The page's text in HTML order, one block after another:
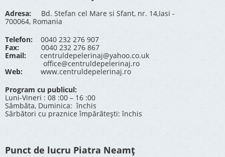
Adresa: Bd. Stefan cel Mare si Sfant, nr. 14,Iasi -
700064, Romania
Telefon: 0040 232 276 907
Fax: 0040 232 276 867
Email:
centruldepelerinaj@yahoo.co.uk
office@centruldepelerinaj.ro
Web:
www.centruldepelerinaj.ro
Program cu publicul:
Luni-Vineri : 08 :00 – 16 :00
Sâmbăta, Duminica: închis
Sărbători cu praznice împărătești: închis
Punct de lucru Piatra Neamț